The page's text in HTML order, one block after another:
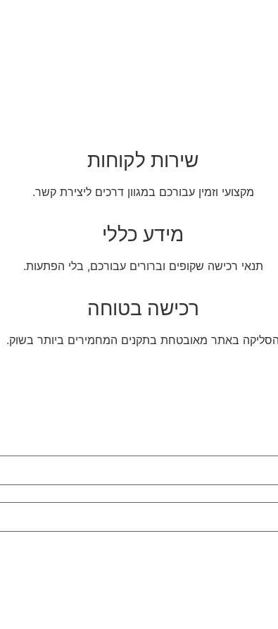
שירות לקוחות
מקצועי וזמין עבורכם במגוון דרכים ליצירת קשר.
מידע כללי
תנאי רכישה שקופים וברורים עבורכם, בלי הפתעות.
רכישה בטוחה
הסליקה באתר מאובטחת בתקנים המחמירים ביותר בשוק.